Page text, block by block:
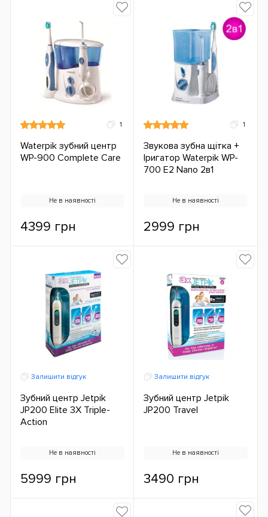
1
Waterpik зубний центр
WP-900 Complete Care
Не в наявності
4399 грн
1
Звукова зубна щітка +
Іригатор Waterpik WP-
700 E2 Nano 2в1
Не в наявності
2999 грн
Залишити відгук
Зубний центр Jetpik
JP200 Elite 3X Triple-
Action
Не в наявності
5999 грн
Залишити відгук
Зубний центр Jetpik
JP200 Travel
Не в наявності
3490 грн